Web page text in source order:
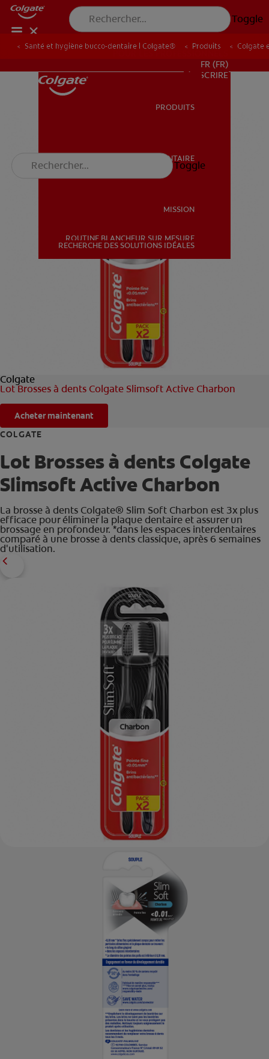
Toggle
SANTÉ BUCCO-DENTAIRE
ROUTINE BLANCHEUR SUR MESURE
RECHERCHE DES SOLUTIONS IDÉALES
POUR LES PROFESSIONNELS
POUR LES PROFESSIONNELS
FR (FR)
S’INSCRIRE
PRODUITS
SANTÉ BUCCO-DENTAIRE
MISSION
ROUTINE BLANCHEUR SUR MESURE
RECHERCHE DES SOLUTIONS IDÉALES
Toggle
Santé et hygiène bucco-dentaire | Colgate® Produits Colgate
Colgate
Lot Brosses à dents Colgate Slimsoft Active Charbon
Acheter maintenant
COLGATE
Lot Brosses à dents Colgate
Slimsoft Active Charbon
La brosse à dents Colgate® Slim Soft Charbon est 3x plus
efficace pour éliminer la plaque dentaire et assurer un
brossage en profondeur. *dans les espaces interdentaires
comparé à une brosse à dents classique, après 6 semaines
d'utilisation.